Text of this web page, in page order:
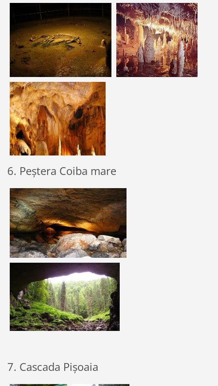
6. Peștera Coiba mare
7. Cascada Pișoaia